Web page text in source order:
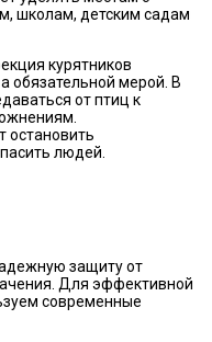
школам, детским садам
курятников
обязательной мерой. В
от птиц к
остановить
людей.
защиту от
Для эффективной
современные